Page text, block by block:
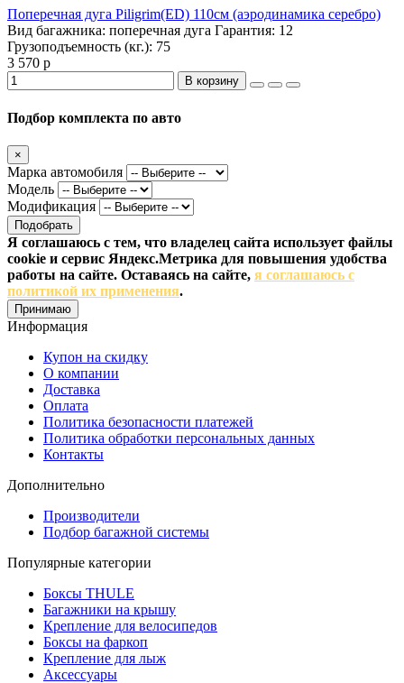
Поперечная дуга Piligrim(ED) 110см (аэродинамика серебро)
Вид багажника: поперечная дуга Гарантия: 12
Грузоподъемность (кг.): 75
3 570 р
В корзину
Подбор комплекта по авто
×
Марка автомобиля
Модель
Модификация
Подобрать
Я соглашаюсь с тем, что владелец сайта использует файлы
cookie и сервис Яндекс.Метрика для повышения удобства
работы на сайте. Оставаясь на сайте, я соглашаюсь с
политикой их применения.
Принимаю
Информация
Купон на скидку
О компании
Доставка
Оплата
Политика безопасности платежей
Политика обработки персональных данных
Контакты
Дополнительно
Производители
Подбор багажной системы
Популярные категории
Боксы THULE
Багажники на крышу
Крепление для велосипедов
Боксы на фаркоп
Крепление для лыж
Аксессуары